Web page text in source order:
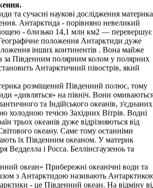
та сучасні наукові дослідження материка
Антарктида - порівняно невеликий
- близько 14,1 млн км2 — перевершує
положення Антарктиди дуже
інших континентів . Вона майже
за Південним полярним колом у полярних
Антарктичний півострів, який
розміщений Південний полюс, тому
«дивляться» на північ. Вони
та Індійського океанів, з'єднаних
холодною течією Західних Вітрів. Водні
трьох океанів дуже відрізняються від
океану. Саме тому останніми
їх Південним океаном. У материк
Ведделла і Росса. Беллінсгаузеноь та
океан» Прибережні океанічні води та
з Антарктидою називають
- це Південний океан. На відміну